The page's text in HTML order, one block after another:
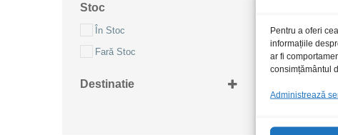
Pentru a oferi
informațiile
ar fi
consimțământul
Administrează
Stoc
În Stoc
Fară Stoc
Destinatie